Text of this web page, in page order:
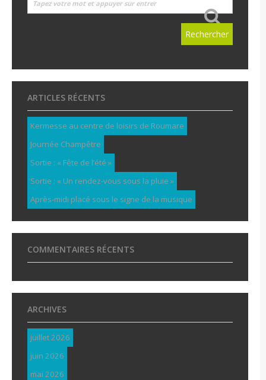
ARTICLES RÉCENTS
Kermesse au centre de loisirs de Roumare
Journée Champêtre
Sortie : « Fête de l’été »
Sortie : « Un rendez-vous sous la pluie »
Après-midi placé sous le signe de la musique
COMMENTAIRES RÉCENTS
ARCHIVES
juillet 2026
juin 2026
mai 2026